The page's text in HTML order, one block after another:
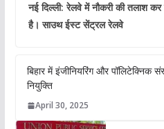
नई दिल्ली: रेलवे में नौकरी की तलाश
है। साउथ ईस्ट सेंट्रल रेलवे
बिहार में इंजीनियरिंग और पॉलिटेक्निक
नियुक्ति
April 30, 2025